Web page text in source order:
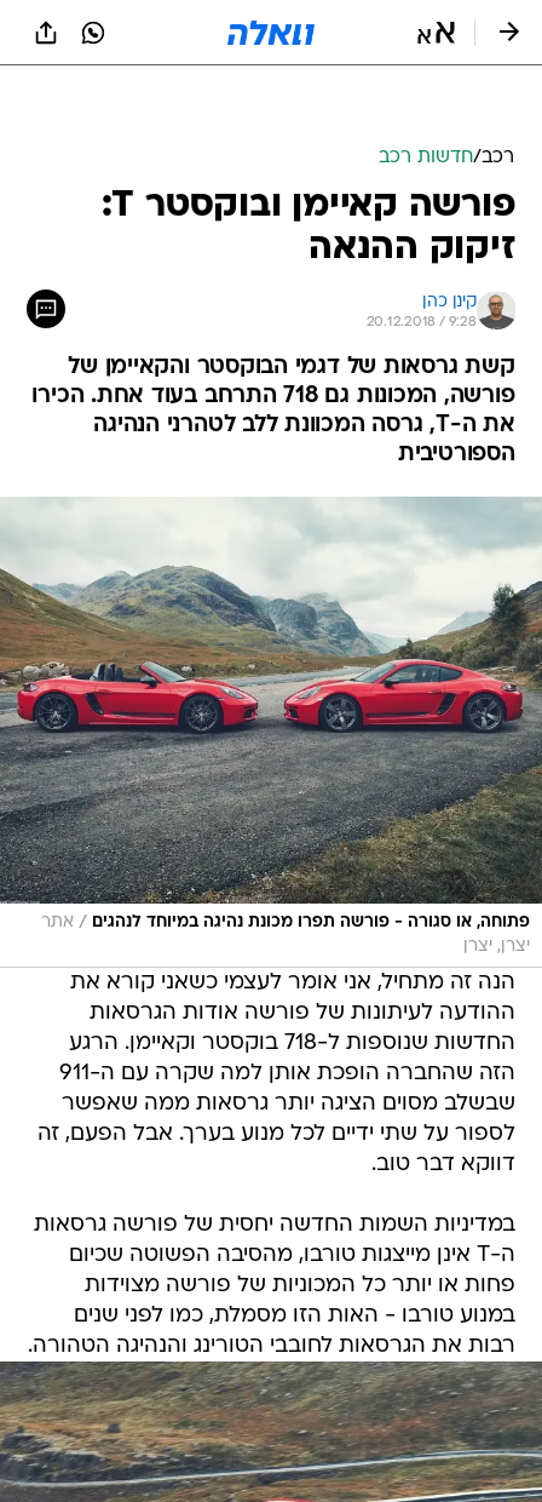
רכב/חדשות רכב
פורשה קאיימן ובוקסטר T:
זיקוק ההנאה
קינן כהן
20.12.2018 / 9:28
קשת גרסאות של דגמי הבוקסטר והקאיימן של
פורשה, המכונות גם 718 התרחב בעוד אחת. הכירו
את ה-T, גרסה המכוונת ללב לטהרני הנהיגה
הספורטיבית
פתוחה, או סגורה - פורשה תפרו מכונת נהיגה במיוחד לנהגים / אתר
יצרן, יצרן
הנה זה מתחיל, אני אומר לעצמי כשאני קורא את
ההודעה לעיתונות של פורשה אודות הגרסאות
החדשות שנוספות ל-718 בוקסטר וקאיימן. הרגע
הזה שהחברה הופכת אותן למה שקרה עם ה-911
שבשלב מסוים הציגה יותר גרסאות ממה שאפשר
לספור על שתי ידיים לכל מנוע בערך. אבל הפעם, זה
דווקא דבר טוב.
במדיניות השמות החדשה יחסית של פורשה גרסאות
ה-T אינן מייצגות טורבו, מהסיבה הפשוטה שכיום
פחות או יותר כל המכוניות של פורשה מצוידות
במנוע טורבו - האות הזו מסמלת, כמו לפני שנים
רבות את הגרסאות לחובבי הטורינג והנהיגה הטהורה.